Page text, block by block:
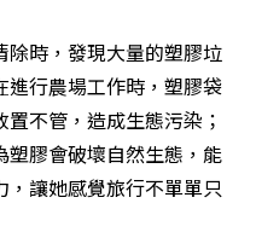
除時，發現大量的塑膠垃
行農場工作時，塑膠袋
不管，造成生態污染；
膠會破壞自然生態，能
讓她感覺旅行不單單只